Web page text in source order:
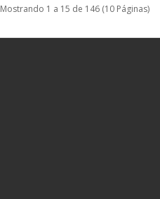
Mostrando 1 a 15 de 146 (10 Páginas)